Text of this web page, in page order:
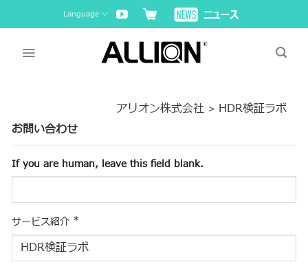
to
Language
アリオン株式会社> HDR検証ラボ
お問い合わせ
If you are human, leave this field blank.
サービス紹介 *